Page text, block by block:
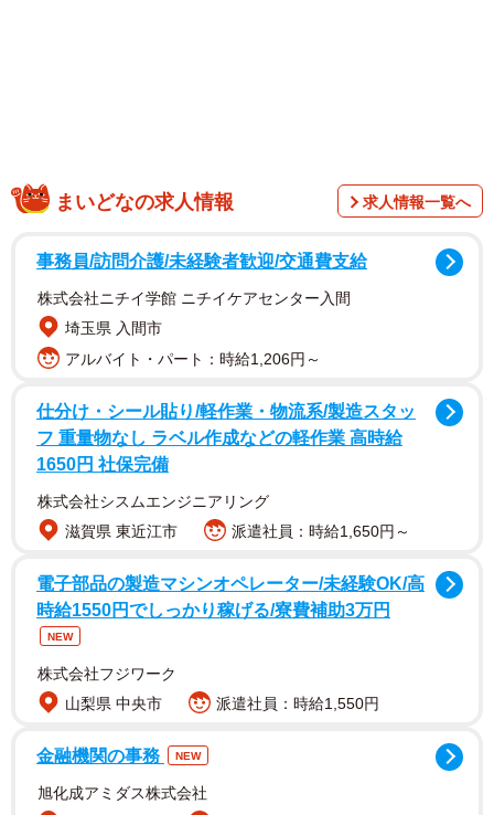
仕事に対して愚痴をこぼす若手社員たちに「ったく、今ど
きの若いモンは」と鋭い視線を向ける石沢課長（反町）。
しかしその先には予想外の言葉が待ち受けていた…。
『WOWOWオリジナルドラマ 今どきの若いモンは』
“究極の上司”を演じるにあたり反町は「目線を若者たちの位
置に下げること」を意識したという。「若い共演者の皆さ
まいどなの求人情報 求人情報一覧へ
事務員/訪問介護/未経験者歓迎/交通費支給
株式会社ニチイ学館 ニチイケアセンター入間
埼玉県 入間市
アルバイト・パート：時給1,206円～
仕分け・シール貼り/軽作業・物流系/製造スタッ
フ 重量物なし ラベル作成などの軽作業 高時給
1650円 社保完備
株式会社シスムエンジニアリング
滋賀県 東近江市
派遣社員：時給1,650円～
電子部品の製造マシンオペレーター/未経験OK/高
時給1550円でしっかり稼げる/寮費補助3万円
NEW
株式会社フジワーク
山梨県 中央市
派遣社員：時給1,550円
金融機関の事務 NEW
旭化成アミダス株式会社